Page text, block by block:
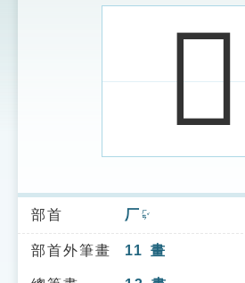
索引選單
知識索引
𠪔
部首 厂 ㄏㄢˇ
部首外筆畫 11 畫